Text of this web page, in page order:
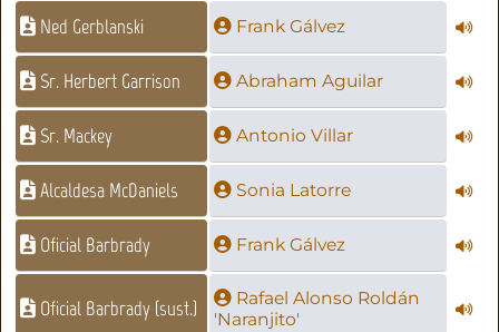
Ned Gerblanski Frank Gálvez
Sr. Herbert Garrison Abraham Aguilar
Sr. Mackey Antonio Villar
Alcaldesa McDaniels Sonia Latorre
Oficial Barbrady Frank Gálvez
Oficial Barbrady (sust.)
Rafael Alonso Roldán
'Naranjito'